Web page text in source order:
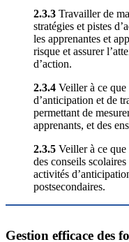
2.3.3 Travailler de
stratégies et pistes
les apprenantes et
risque et assurer
d’action.
2.3.4 Veiller à ce
d’anticipation et de
permettant de
apprenants, et des
2.3.5 Veiller à ce que
des conseils
activités
postsecondaires.
Gestion efficace des